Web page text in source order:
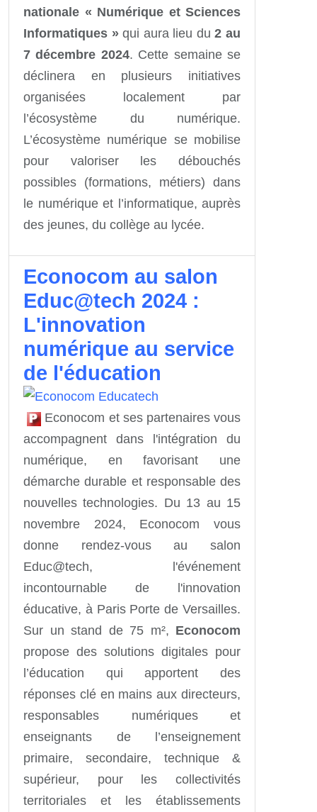
nationale « Numérique et Sciences
Informatiques »qui aura lieu du2 au
7 décembre 2024. Cette semaine se
déclinera en plusieurs initiatives
organisées localement par
l’écosystème du numérique.
L’écosystème numérique se mobilise
pour valoriser les débouchés
possibles (formations, métiers) dans
le numérique et l’informatique, auprès
des jeunes, du collège au lycée.
Econocom au salon
Educ@tech 2024 :
L'innovation
numérique au service
de l'éducation
Econocom et ses partenaires vous
accompagnent dans l'intégration du
numérique, en favorisant une
démarche durable et responsable des
nouvelles technologies. Du 13 au 15
novembre 2024, Econocom vous
donne rendez-vous au salon
Educ@tech, l'événement
incontournable de l'innovation
éducative, à Paris Porte de Versailles.
Sur un stand de 75 m², Econocom
propose des solutions digitales pour
l’éducation qui apportent des
réponses clé en mains aux directeurs,
responsables numériques et
enseignants de l’enseignement
primaire, secondaire, technique &
supérieur, pour les collectivités
territoriales et les établissements